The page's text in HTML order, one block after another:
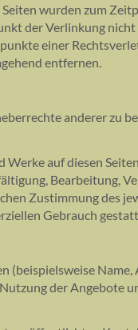
wurden zum
der Verlinkung
einer
entfernen.
anderer zu
auf diesen
Bearbeitung,
Zustimmung des
Gebrauch
(beispielsweise
der Angebote